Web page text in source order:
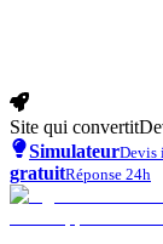
Site qui convertit
SimulateurDevis
gratuitRéponse 24h